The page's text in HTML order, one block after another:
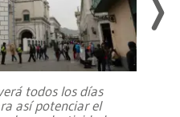
todos los días
así potenciar el